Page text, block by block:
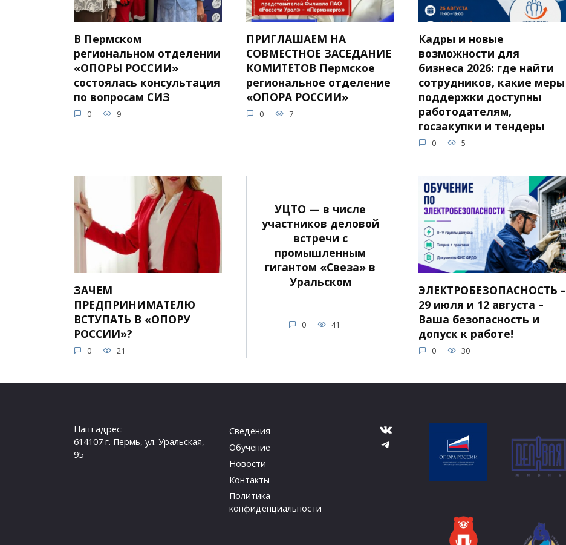
В Пермском
региональном отделении
«ОПОРЫ РОССИИ»
состоялась консультация
по вопросам СИЗ
0 9
ПРИГЛАШАЕМ НА
СОВМЕСТНОЕ ЗАСЕДАНИЕ
КОМИТЕТОВ Пермское
региональное отделение
«ОПОРА РОССИИ»
0 7
Кадры и новые
возможности для
бизнеса 2026: где найти
сотрудников, какие меры
поддержки доступны
работодателям,
госзакупки и тендеры
0 5
ЗАЧЕМ
ПРЕДПРИНИМАТЕЛЮ
ВСТУПАТЬ В «ОПОРУ
РОССИИ»?
0 21
УЦТО — в числе
участников деловой
встречи с
промышленным
гигантом «Свеза» в
Уральском
0 41
ЭЛЕКТРОБЕЗОПАСНОСТЬ –
29 июля и 12 августа –
Ваша безопасность и
допуск к работе!
0 30
Наш адрес:
614107 г. Пермь, ул. Уральская,
95
Сведения
Обучение
Новости
Контакты
Политика
конфиденциальности
ВКонтакте
Telegram